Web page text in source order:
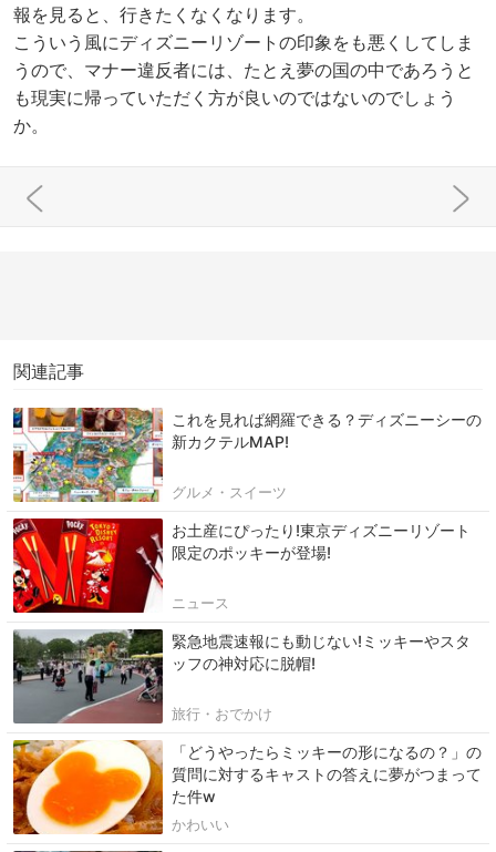
報を見ると、行きたくなくなります。
こういう風にディズニーリゾートの印象をも悪くしてしま
うので、マナー違反者には、たとえ夢の国の中であろうと
も現実に帰っていただく方が良いのではないのでしょう
か。
関連記事
これを見れば網羅できる？ディズニーシーの
新カクテルMAP!
グルメ・スイーツ
お土産にぴったり!東京ディズニーリゾート
限定のポッキーが登場!
ニュース
緊急地震速報にも動じない!ミッキーやスタ
ッフの神対応に脱帽!
旅行・おでかけ
「どうやったらミッキーの形になるの？」の
質問に対するキャストの答えに夢がつまって
た件w
かわいい